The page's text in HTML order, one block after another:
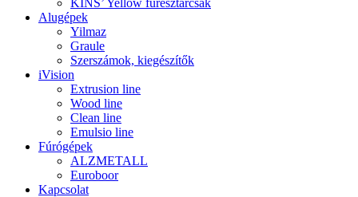
KINS’ Yellow fűrésztárcsák
Alugépek
Yilmaz
Graule
Szerszámok, kiegészítők
iVision
Extrusion line
Wood line
Clean line
Emulsio line
Fúrógépek
ALZMETALL
Euroboor
Kapcsolat